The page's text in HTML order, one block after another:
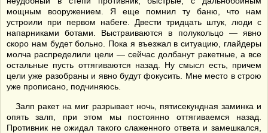
мощным вооружением. Я еще помнил ту баню, что нам
устроили при первом набеге. Двести тридцать штук, люди с
напарниками ботами. Выстраиваются в полукольцо — явно
скоро нам будет больно. Пока я въезжал в ситуацию, глайдеры
молча распределили цели — сейчас долбанут ракетные, а все
остальные пусть оттягиваются назад. Ну смысл есть, причем
цели уже разобраны и явно будут фокусить. Мне место в строю
уже прописано, подчиняюсь.
Залп ракет на миг разрывает ночь, пятисекундная заминка и
опять залп, при этом мы постоянно оттягиваемся назад.
Противник не ожидал такого слаженного ответа и замешкался,